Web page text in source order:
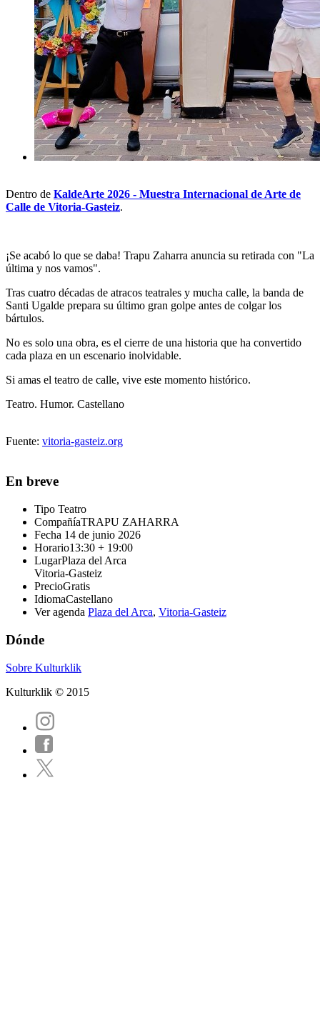
Dentro de KaldeArte 2026 - Muestra Internacional de Arte de
Calle de Vitoria-Gasteiz.
¡Se acabó lo que se daba! Trapu Zaharra anuncia su retirada con "La
última y nos vamos".
Tras cuatro décadas de atracos teatrales y mucha calle, la banda de
Santi Ugalde prepara su último gran golpe antes de colgar los
bártulos.
No es solo una obra, es el cierre de una historia que ha convertido
cada plaza en un escenario inolvidable.
Si amas el teatro de calle, vive este momento histórico.
Teatro. Humor. Castellano
Fuente: vitoria-gasteiz.org
En breve
Tipo Teatro
CompañíaTRAPU ZAHARRA
Fecha 14 de junio 2026
Horario13:30 + 19:00
LugarPlaza del Arca
Vitoria-Gasteiz
PrecioGratis
IdiomaCastellano
Ver agenda Plaza del Arca, Vitoria-Gasteiz
Dónde
Sobre Kulturklik
Kulturklik © 2015